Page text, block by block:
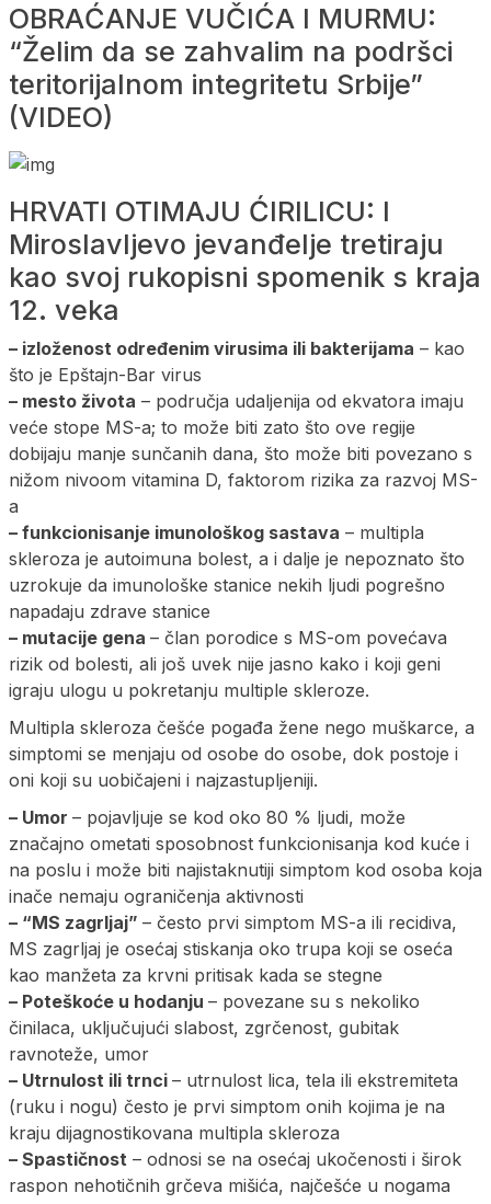
OBRAĆANJE VUČIĆA I MURMU:
“Želim da se zahvalim na podršci
teritorijalnom integritetu Srbije”
(VIDEO)
HRVATI OTIMAJU ĆIRILICU: I
Miroslavljevo jevanđelje tretiraju
kao svoj rukopisni spomenik s kraja
12. veka
– izloženost određenim virusima ili bakterijama – kao
što je Epštajn-Bar virus
– mesto života – područja udaljenija od ekvatora imaju
veće stope MS-a; to može biti zato što ove regije
dobijaju manje sunčanih dana, što može biti povezano s
nižom nivoom vitamina D, faktorom rizika za razvoj MS-
a
– funkcionisanje imunološkog sastava – multipla
skleroza je autoimuna bolest, a i dalje je nepoznato što
uzrokuje da imunološke stanice nekih ljudi pogrešno
napadaju zdrave stanice
– mutacije gena – član porodice s MS-om povećava
rizik od bolesti, ali još uvek nije jasno kako i koji geni
igraju ulogu u pokretanju multiple skleroze.
Multipla skleroza češće pogađa žene nego muškarce, a
simptomi se menjaju od osobe do osobe, dok postoje i
oni koji su uobičajeni i najzastupljeniji.
– Umor – pojavljuje se kod oko 80 % ljudi, može
značajno ometati sposobnost funkcionisanja kod kuće i
na poslu i može biti najistaknutiji simptom kod osoba koja
inače nemaju ograničenja aktivnosti
– “MS zagrljaj” – često prvi simptom MS-a ili recidiva,
MS zagrljaj je osećaj stiskanja oko trupa koji se oseća
kao manžeta za krvni pritisak kada se stegne
– Poteškoće u hodanju – povezane su s nekoliko
činilaca, uključujući slabost, zgrčenost, gubitak
ravnoteže, umor
– Utrnulost ili trnci – utrnulost lica, tela ili ekstremiteta
(ruku i nogu) često je prvi simptom onih kojima je na
kraju dijagnostikovana multipla skleroza
– Spastičnost – odnosi se na osećaj ukočenosti i širok
raspon nehotičnih grčeva mišića, najčešće u nogama